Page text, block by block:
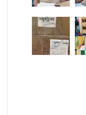
Постояльцы
праздничные
участие в
выездных